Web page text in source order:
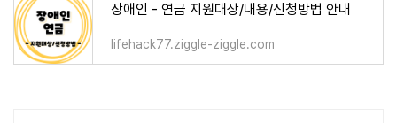
장애인 - 연금 지원대상/내용/신청방법 안내
lifehack77.ziggle-ziggle.com